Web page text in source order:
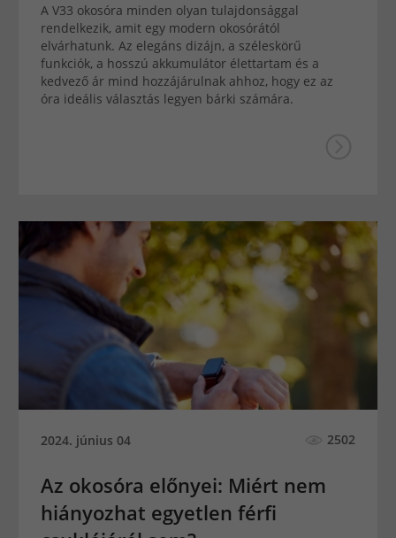
A V33 okosóra minden olyan tulajdonsággal
rendelkezik, amit egy modern okosórától
elvárhatunk. Az elegáns dizájn, a széleskörű
funkciók, a hosszú akkumulátor élettartam és a
kedvező ár mind hozzájárulnak ahhoz, hogy ez az
óra ideális választás legyen bárki számára.
2024. június 04 2502
Az okosóra előnyei: Miért nem
hiányozhat egyetlen férfi